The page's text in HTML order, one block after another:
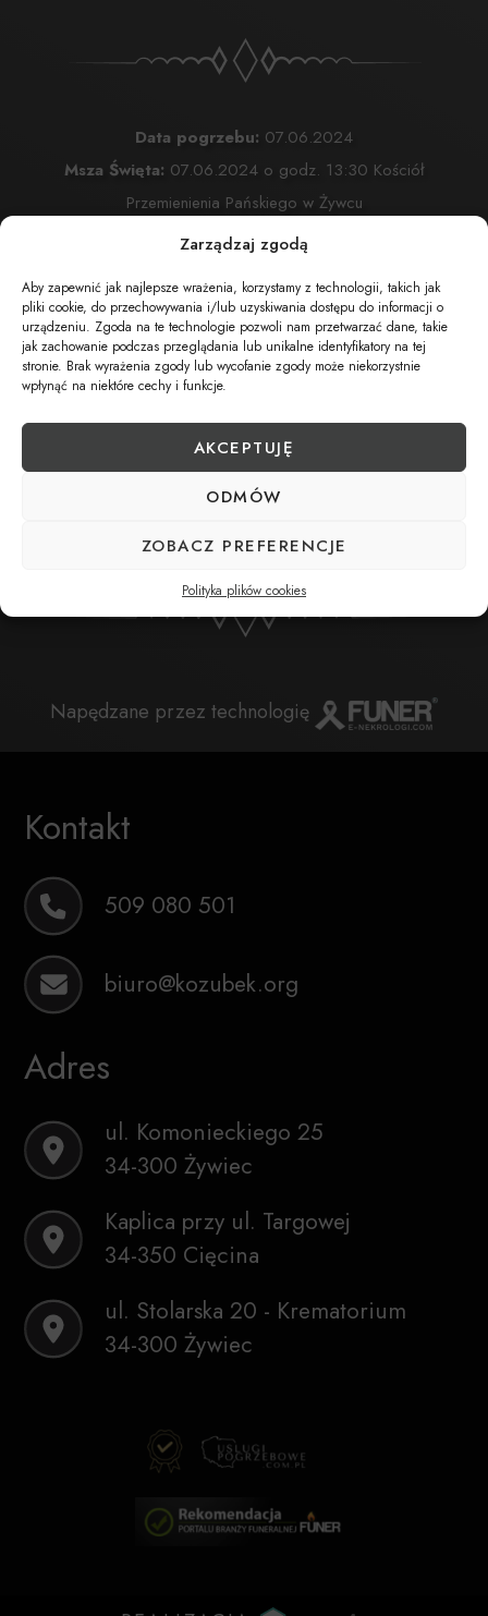
Zarządzaj zgodą
Aby zapewnić jak najlepsze wrażenia, korzystamy z technologii, takich jak
pliki cookie, do przechowywania i/lub uzyskiwania dostępu do informacji o
urządzeniu. Zgoda na te technologie pozwoli nam przetwarzać dane, takie
jak zachowanie podczas przeglądania lub unikalne identyfikatory na tej
stronie. Brak wyrażenia zgody lub wycofanie zgody może niekorzystnie
wpłynąć na niektóre cechy i funkcje.
AKCEPTUJĘ
ODMÓW
ZOBACZ PREFERENCJE
Polityka plików cookies
Data pogrzebu: 07.06.2024
Msza Święta: 07.06.2024 o godz. 13:30 Kościół
Przemienienia Pańskiego w Żywcu
Żywiec, ul. Komonieckiego 26
Cmentarz:Cmentarz Przmienienia Pańskiego w Żywcu
Żywiec, ul. Komonieckiego 26
UDOSTĘPNIJ NEKROLOG
POBIERZ POWIADOMIENIE SMS
Napędzane przez technologię
Kontakt
509 080 501
biuro@kozubek.org
Adres
ul. Komonieckiego 25
34-300 Żywiec
Kaplica przy ul. Targowej
34-350 Cięcina
ul. Stolarska 20 - Krematorium
34-300 Żywiec